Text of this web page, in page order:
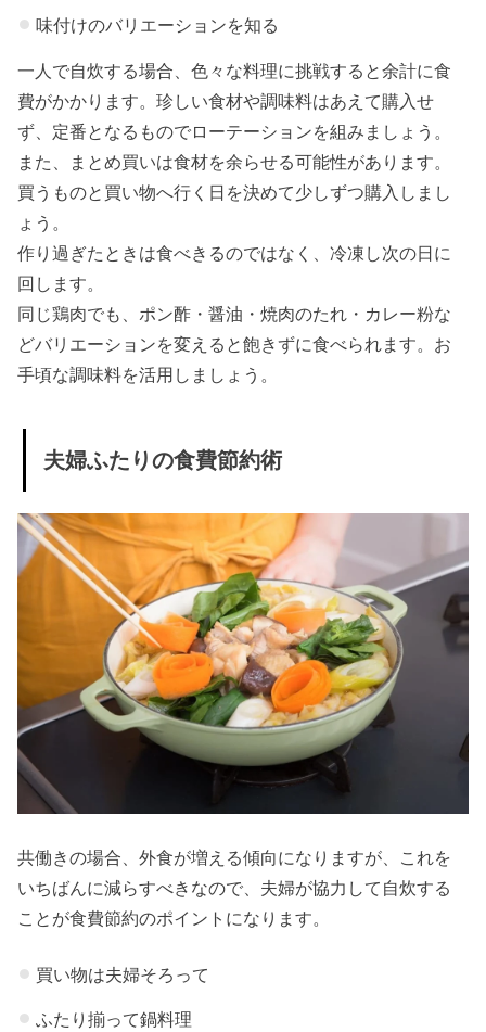
味付けのバリエーションを知る
一人で自炊する場合、色々な料理に挑戦すると余計に食
費がかかります。珍しい食材や調味料はあえて購入せ
ず、定番となるものでローテーションを組みましょう。
また、まとめ買いは食材を余らせる可能性があります。
買うものと買い物へ行く日を決めて少しずつ購入しまし
ょう。
作り過ぎたときは食べきるのではなく、冷凍し次の日に
回します。
同じ鶏肉でも、ポン酢・醤油・焼肉のたれ・カレー粉な
どバリエーションを変えると飽きずに食べられます。お
手頃な調味料を活用しましょう。
夫婦ふたりの食費節約術
共働きの場合、外食が増える傾向になりますが、これを
いちばんに減らすべきなので、夫婦が協力して自炊する
ことが食費節約のポイントになります。
買い物は夫婦そろって
ふたり揃って鍋料理